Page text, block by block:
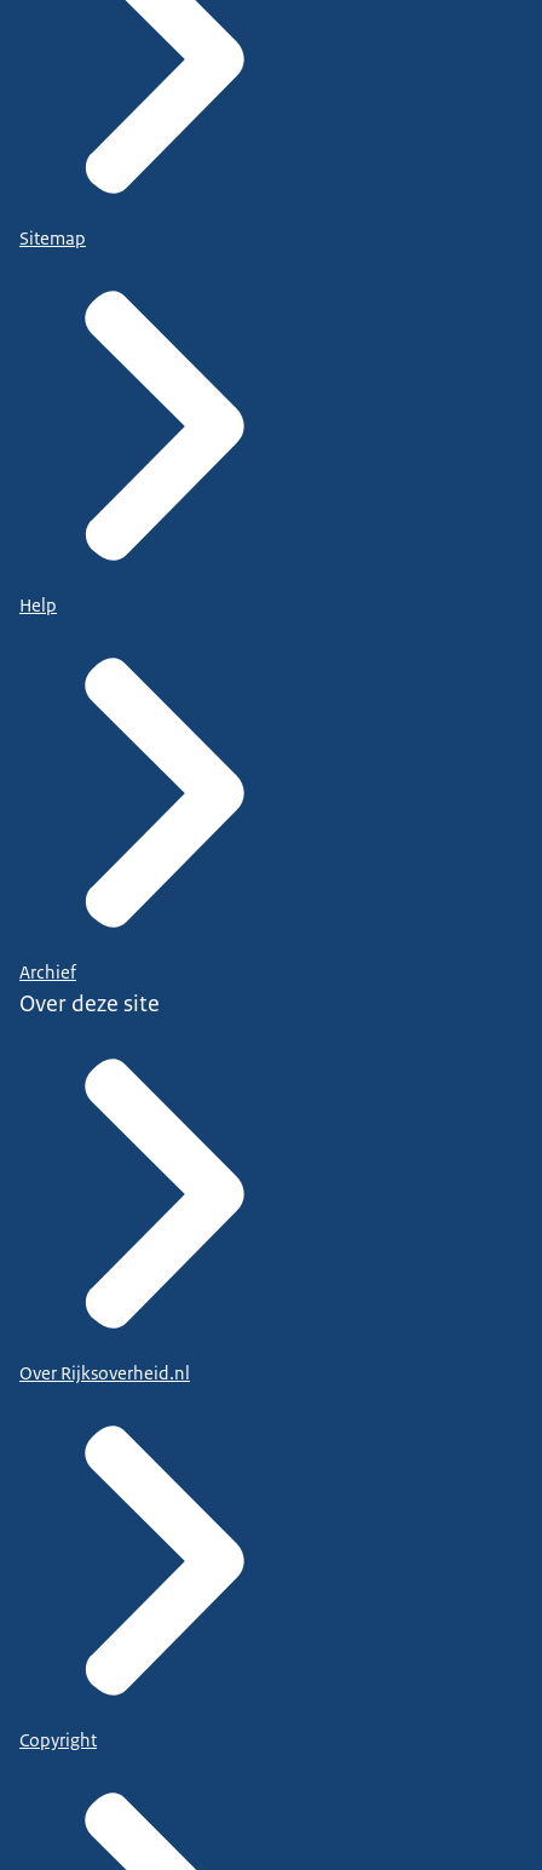
Sitemap
Help
Archief
Over deze site
Over Rijksoverheid.nl
Copyright